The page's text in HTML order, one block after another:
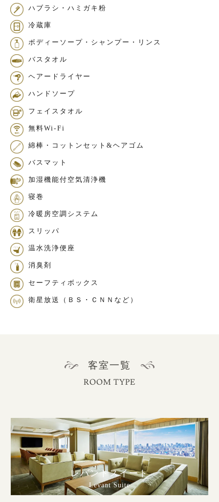
ハブラシ・ハミガキ粉
冷蔵庫
ボディーソープ・シャンプー・リンス
バスタオル
ヘアードライヤー
ハンドソープ
フェイスタオル
無料Wi-Fi
綿棒・コットンセット&ヘアゴム
バスマット
加湿機能付空気清浄機
寝巻
冷暖房空調システム
スリッパ
温水洗浄便座
消臭剤
セーフティボックス
衛星放送（ＢＳ・ＣＮＮなど）
客室一覧
ROOM TYPE
レバントスイート
Levant Suite